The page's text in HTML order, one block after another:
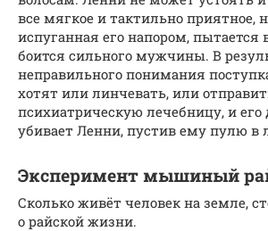
все мягкое и тактильно приятное,
испуганная его напором, пытается
боится сильного мужчины. В
неправильного понимания
хотят или линчевать, или
психиатрическую лечебницу, и
убивает Ленни, пустив ему пулю в
Эксперимент мышиный
Сколько живёт человек на земле,
о райской жизни.